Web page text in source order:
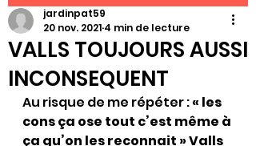
VALLS TOUJOURS AUSSI
INCONSEQUENT
jardinpat59
20 nov. 2021 4 min de lecture
Au risque de me répéter : « les
cons ça ose tout c’est même à
ça qu’on les reconnait » Valls